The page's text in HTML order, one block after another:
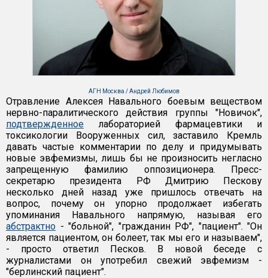
АГН Москва / Андрей Любимов
Отравление Алексея Навального боевым веществом
нервно-паралитического действия группы "Новичок",
подтвержденное лабораторией фармацевтики и
токсикологии Вооруженных сил, заставило Кремль
давать частые комментарии по делу и придумывать
новые эвфемизмы, лишь бы не произносить негласно
запрещенную фамилию оппозиционера. Пресс-
секретарю президента РФ Дмитрию Пескову
несколько дней назад уже пришлось отвечать на
вопрос, почему он упорно продолжает избегать
упоминания Навального напрямую, называя его
абстрактно - "больной", "гражданин РФ", "пациент". "Он
является пациентом, он болеет, так мы его и называем",
- просто ответил Песков. В новой беседе с
журналистами он употребил свежий эвфемизм -
"берлинский пациент".